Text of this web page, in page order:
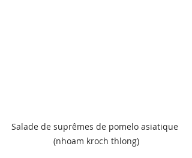
Salade de suprêmes de pomelo asiatique
(nhoam kroch thlong)